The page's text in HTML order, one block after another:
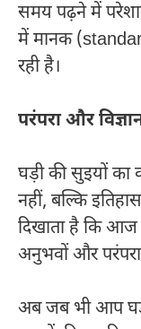
समय पढ़ने में
में मानक
रही है।
परंपरा और
घड़ी की सुइयों का
नहीं, बल्कि
दिखाता है कि
अनुभवों और
अब जब भी आप